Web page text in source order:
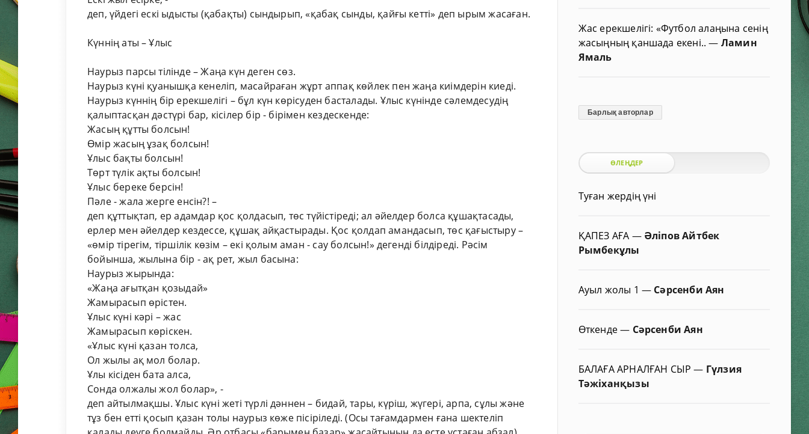
деп, үйдегі ескі ыдысты (қабақты) сындырып, «қабақ сынды, қайғы кетті» деп ырым жасаған.
Күннің аты – Ұлыс
Наурыз парсы тілінде – Жаңа күн деген сөз.
Наурыз күні қуанышқа кенеліп, масайраған жұрт аппақ көйлек пен жаңа киімдерін киеді.
Наурыз күннің бір ерекшелігі – бұл күн көрісуден басталады. Ұлыс күнінде сәлемдесудің
қалыптасқан дәстүрі бар, кісілер бір - бірімен кездескенде:
Жасың құтты болсын!
Өмір жасың ұзақ болсын!
Ұлыс бақты болсын!
Төрт түлік ақты болсын!
Ұлыс береке берсін!
Пәле - жала жерге енсін?! –
деп құттықтап, ер адамдар қос қолдасып, төс түйістіреді; ал әйелдер болса құшақтасады,
ерлер мен әйелдер кездессе, құшақ айқастырады. Қос қолдап амандасып, төс қағыстыру –
«өмір тірегім, тіршілік көзім – екі қолым аман - сау болсын!» дегенді білдіреді. Рәсім
бойынша, жылына бір - ақ рет, жыл басына:
Наурыз жырында:
«Жаңа ағытқан қозыдай»
Жамырасып өрістен.
Ұлыс күні кәрі – жас
Жамырасып көріскен.
«Ұлыс күні қазан толса,
Ол жылы ақ мол болар.
Ұлы кісіден бата алса,
Сонда олжалы жол болар», -
деп айтылмақшы. Ұлыс күні жеті түрлі дәннен – бидай, тары, күріш, жүгері, арпа, сұлы және
тұз бен етті қосып қазан толы наурыз көже пісіріледі. (Осы тағамдармен ғана шектеліп
Жас ерекшелігі: «Футбол алаңына сенің
жасыңның қаншада екені..— Ламин
Ямаль
Барлық авторлар
ӨЛЕҢДЕР
Туған жердің үні
ҚАПЕЗ АҒА — Әліпов Айтбек
Рымбекұлы
Ауыл жолы 1 — Сәрсенби Аян
Өткенде— Сәрсенби Аян
БАЛАҒА АРНАЛҒАН СЫР— Гүлзия
Тәжіханқызы